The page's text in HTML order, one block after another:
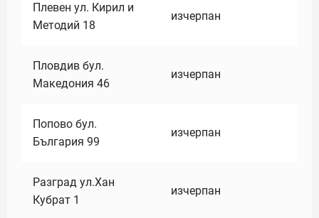
Плевен ул. Кирил и
Методий 18
изчерпан
Пловдив бул.
Македония 46
изчерпан
Попово бул.
България 99
изчерпан
Разград ул.Хан
Кубрат 1
изчерпан